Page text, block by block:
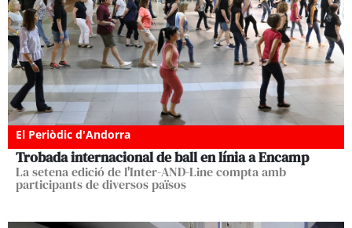
El Periòdic d'Andorra
Trobada internacional de ball en línia a Encamp
La setena edició de l'Inter-AND-Line compta amb
participants de diversos països